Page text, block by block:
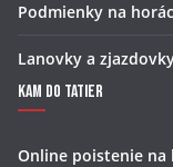
Podmienky na
Lanovky a
Kam do Tatier
Online poistenie na